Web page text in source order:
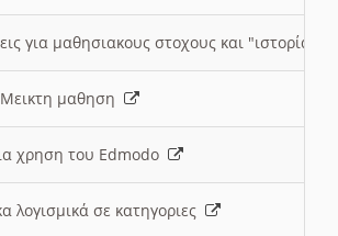
για μαθησιακους στοχους και "ιστορία"
μαθηση
χρηση του Edmodo
λογισμικά σε κατηγοριες